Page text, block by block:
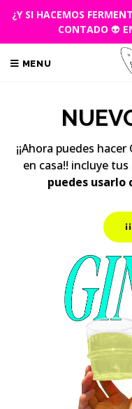
¿Y SI HACEMOS
CONTADO 👽
MENU
¡¡Con tu kit Recreo
veces
¡¡Ahora puedes
en casa!! incluye
puedes usarlo